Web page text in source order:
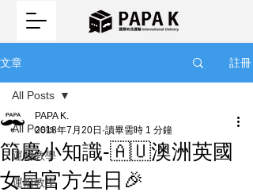
文章 註冊
All Posts
運輸教學
運輸教學
All Posts
節慶小知識-🇦🇺澳洲英國
女皇官方生日🎉
PAPA K.
2018年7月20日 讀畢需時 1 分鐘